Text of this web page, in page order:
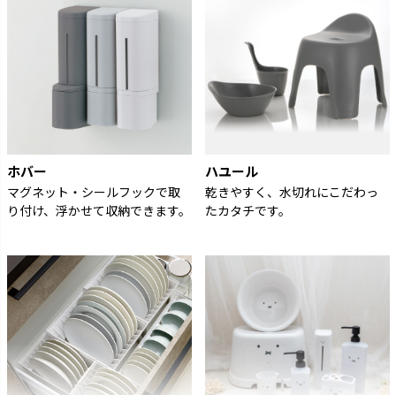
ホバー
マグネット・シールフックで取
り付け、浮かせて収納できます。
ハユール
乾きやすく、水切れにこだわっ
たカタチです。